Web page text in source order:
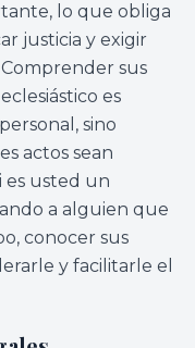
lo que obliga
justicia y exigir
sus
es
sino
actos sean
es usted un
a alguien que
conocer sus
y facilitarle el